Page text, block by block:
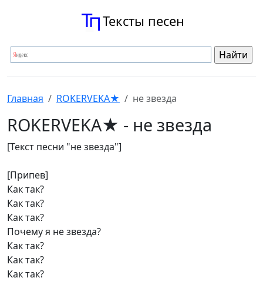
Тексты песен
Главная ROKERVEKA★ не звезда
ROKERVEKA★ - не звезда
[Текст песни "не звезда"]
[Припев]
Как так?
Как так?
Как так?
Почему я не звезда?
Как так?
Как так?
Как так?